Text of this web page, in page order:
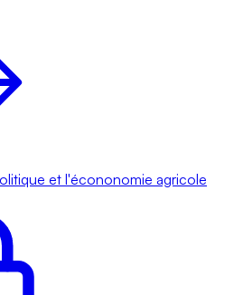
et l'écononomie agricole